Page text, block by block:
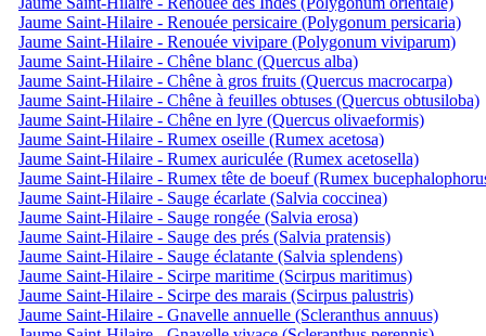
Jaume Saint-Hilaire - Renouée persicaire (Polygonum persicaria)
Jaume Saint-Hilaire - Renouée vivipare (Polygonum viviparum)
Jaume Saint-Hilaire - Chêne blanc (Quercus alba)
Jaume Saint-Hilaire - Chêne à gros fruits (Quercus macrocarpa)
Jaume Saint-Hilaire - Chêne à feuilles obtuses (Quercus obtusiloba)
Jaume Saint-Hilaire - Chêne en lyre (Quercus olivaeformis)
Jaume Saint-Hilaire - Rumex oseille (Rumex acetosa)
Jaume Saint-Hilaire - Rumex auriculée (Rumex acetosella)
Jaume Saint-Hilaire - Rumex tête de boeuf (Rumex
Jaume Saint-Hilaire - Sauge écarlate (Salvia coccinea)
Jaume Saint-Hilaire - Sauge rongée (Salvia erosa)
Jaume Saint-Hilaire - Sauge des prés (Salvia pratensis)
Jaume Saint-Hilaire - Sauge éclatante (Salvia splendens)
Jaume Saint-Hilaire - Scirpe maritime (Scirpus maritimus)
Jaume Saint-Hilaire - Scirpe des marais (Scirpus palustris)
Jaume Saint-Hilaire - Gnavelle annuelle (Scleranthus annuus)